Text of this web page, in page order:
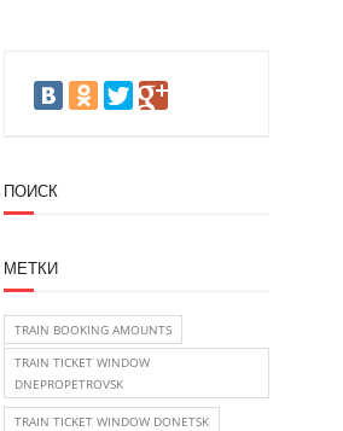
ПОИСК
МЕТКИ
TRAIN BOOKING AMOUNTS
TRAIN TICKET WINDOW
DNEPROPETROVSK
TRAIN TICKET WINDOW DONETSK